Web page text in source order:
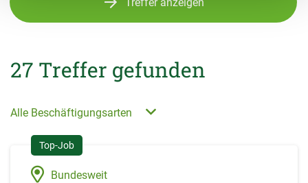
27 Treffer gefunden
Alle Beschäftigungsarten
Bundesweit